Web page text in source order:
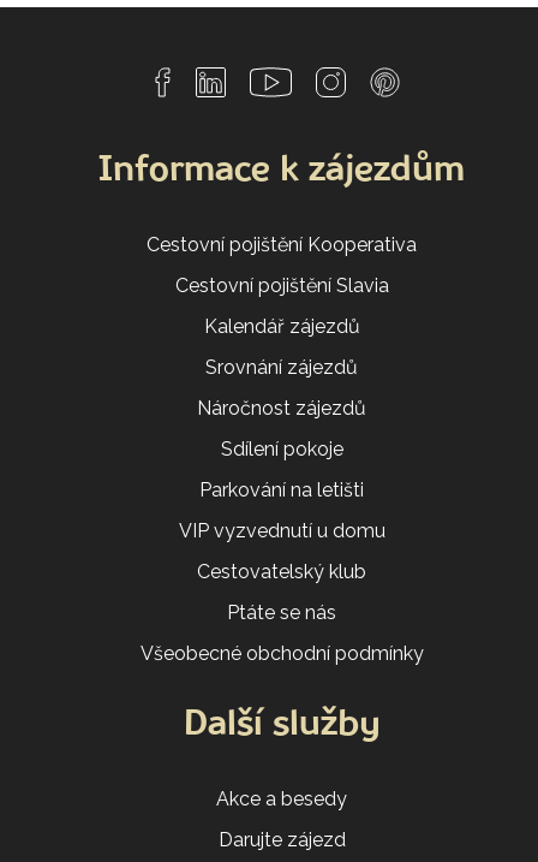
Informace k zájezdům
Cestovní pojištění Kooperativa
Cestovní pojištění Slavia
Kalendář zájezdů
Srovnání zájezdů
Náročnost zájezdů
Sdílení pokoje
Parkování na letišti
VIP vyzvednutí u domu
Cestovatelský klub
Ptáte se nás
Všeobecné obchodní podmínky
Další služby
Akce a besedy
Darujte zájezd